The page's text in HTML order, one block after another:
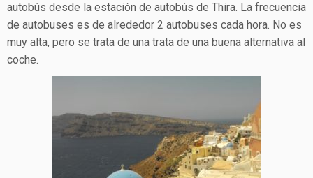
autobús desde la estación de autobús de Thira. La frecuencia
de autobuses es de alrededor 2 autobuses cada hora. No es
muy alta, pero se trata de una trata de una buena alternativa al
coche.